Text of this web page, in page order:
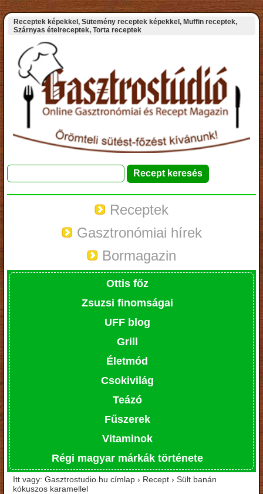
Receptek képekkel, Sütemény receptek képekkel, Muffin receptek,
Szárnyas ételreceptek, Torta receptek
Receptek
Gasztronómiai hírek
Bormagazin
Ottis főz
Zsuzsi finomságai
UFF blog
Grill
Életmód
Csokivilág
Teázó
Fűszerek
Vitaminok
Régi magyar márkák története
Itt vagy: Gasztrostudio.hu címlap › Recept › Sült banán
kókuszos karamellel